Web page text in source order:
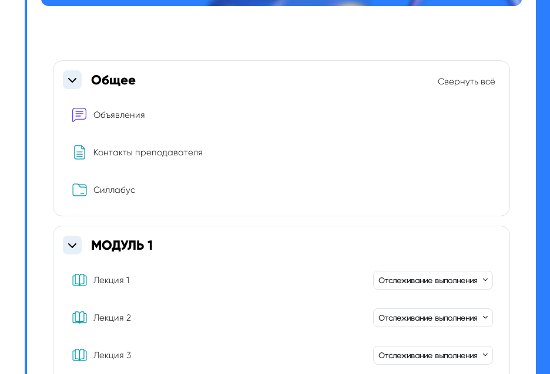
Section outline
СвернутьОбщее Свернуть всё
Объявления
Контакты преподавателя
СиллабусПапка
СвернутьМОДУЛЬ 1
Лекция 1 Отслеживание выполнения
Лекция 2 Отслеживание выполнения
Лекция 3Книга Отслеживание выполнения